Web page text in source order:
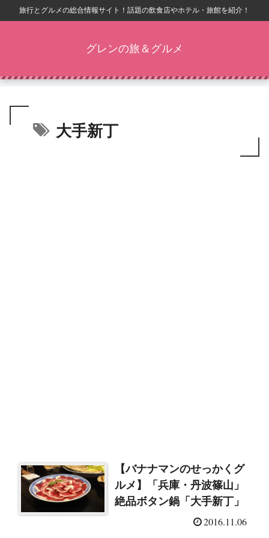
旅行とグルメの総合情報サイト！話題の飲食店やホテル・旅館を紹介！
グレンの旅＆グルメ
大手新丁
【バナナマンのせっかくグ
ルメ】「兵庫・丹波篠山」
絶品ボタン鍋「大手新丁」
2016.11.06